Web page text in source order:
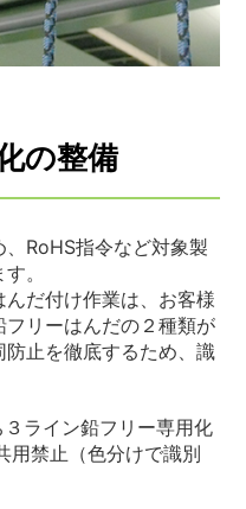
の整備
RoHS指令など対象製
。
だ付け作業は、お客様
リーはんだの２種類が
止を徹底するため、識
ライン鉛フリー専用化
用禁止（色分けで識別